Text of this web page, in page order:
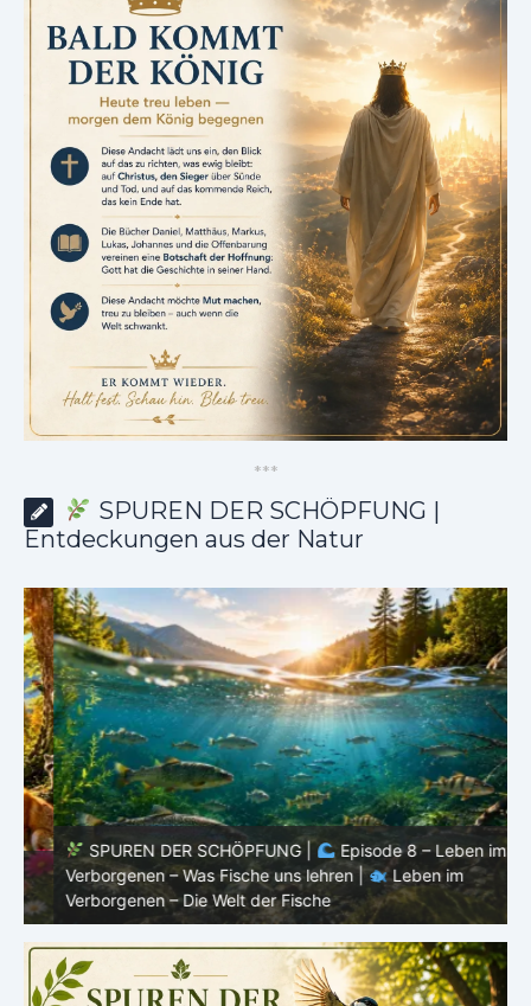
***
SPUREN DER SCHÖPFUNG |
Entdeckungen aus der Natur
SPUREN DER SCHÖPFUNG |
Episode 8 – Leben im
Verborgenen – Was Fische uns lehren |
Leben im
Verborgenen – Die Welt der Fische